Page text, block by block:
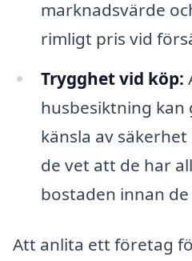
marknadsvärde
rimligt pris vid
Trygghet vid köp:
husbesiktning kan
känsla av
de vet att de har
bostaden innan
Att anlita ett företag